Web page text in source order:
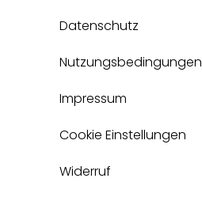
Datenschutz
Nutzungsbedingungen
Impressum
Cookie Einstellungen
Widerruf